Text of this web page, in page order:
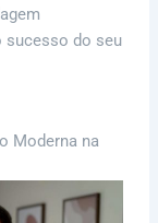
sucesso do seu
Moderna na